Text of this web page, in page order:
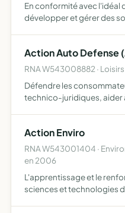
En conformité avec l'idéal
développer et gérer des
d'une poursuite…
Action Auto Defense
RNA W543008882 ·
Défendre les
technico-juridiques, aider
expert ou d'u…
Action Enviro
RNA W543001404 ·
en 2006
L'apprentissage et le
sciences et technologies